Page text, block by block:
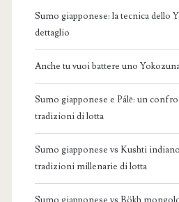
Sumo giapponese: la tecnica dello
dettaglio
Anche tu vuoi battere uno
Sumo giapponese e Pálē: un
tradizioni di lotta
Sumo giapponese vs Kushti
tradizioni millenarie di lotta